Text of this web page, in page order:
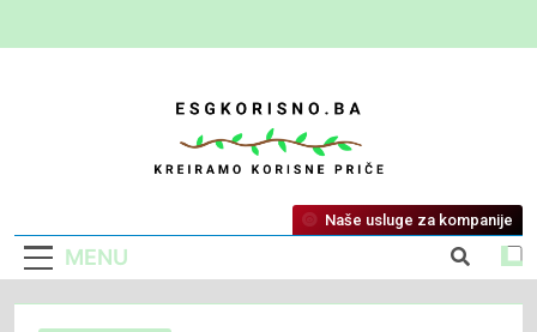
ESG Korisno
Kreiramo Korisne Priče
MENU
Naše usluge za kompanije